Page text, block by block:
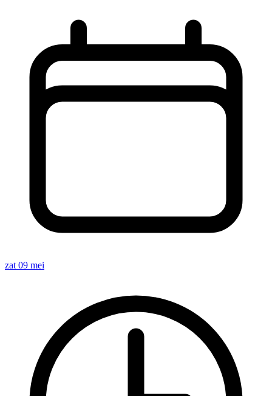
zat 09 mei